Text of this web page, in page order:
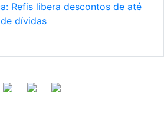
Refis libera descontos de até
dívidas